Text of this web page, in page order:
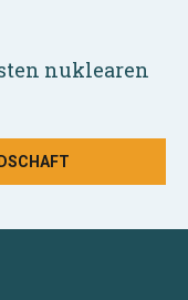
nuklearen